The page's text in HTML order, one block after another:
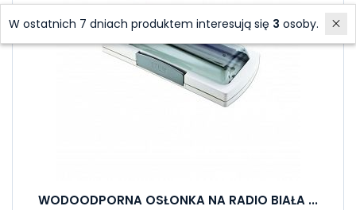
WODOODPORNA OSŁONKA NA RADIO BIAŁA ...
W ostatnich 7 dniach produktem interesują się 3 osoby.